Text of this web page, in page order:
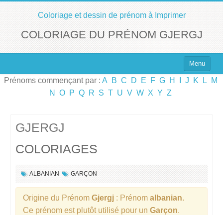
Coloriage et dessin de prénom à Imprimer
COLORIAGE DU PRÉNOM GJERGJ
Menu
Top 100 des Prénoms
Prénoms commençant par : A B C D E F G H J K L
M
N
O P Q R S T U V W X Y Z
GJERGJ
COLORIAGES
ALBANIAN GARÇON
Origine du Prénom Gjergj : Prénom albanian.
Ce prénom est plutôt utilisé pour un Garçon.